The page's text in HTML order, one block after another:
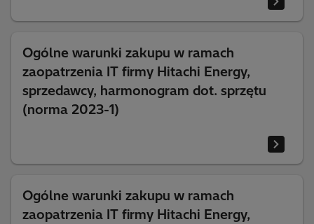
Ogólne warunki zakupu w ramach
zaopatrzenia IT firmy Hitachi Energy,
sprzedawcy, harmonogram dot. sprzętu
(norma 2023-1)
Ogólne warunki zakupu w ramach
zaopatrzenia IT firmy Hitachi Energy,